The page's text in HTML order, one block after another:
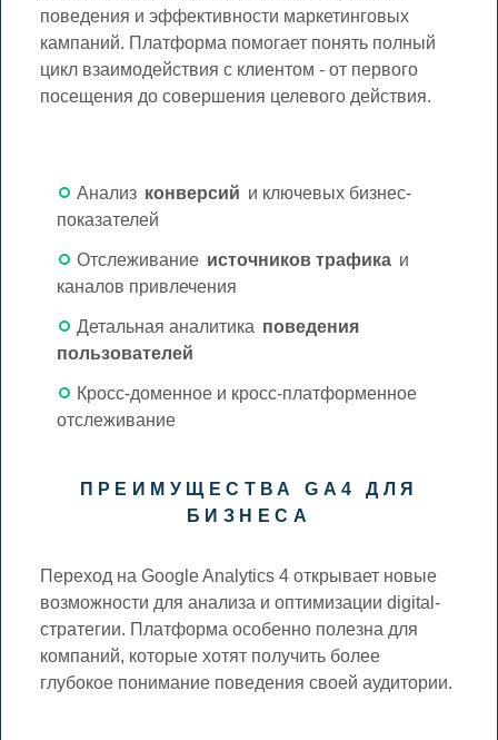
поведения и эффективности маркетинговых
кампаний. Платформа помогает понять полный
цикл взаимодействия с клиентом - от первого
посещения до совершения целевого действия.
Анализ конверсий и ключевых бизнес-
показателей
Отслеживание источников трафика и
каналов привлечения
Детальная аналитика поведения
пользователей
Кросс-доменное и кросс-платформенное
отслеживание
ПРЕИМУЩЕСТВА GA4 ДЛЯ
БИЗНЕСА
Переход на Google Analytics 4 открывает новые
возможности для анализа и оптимизации digital-
стратегии. Платформа особенно полезна для
компаний, которые хотят получить более
глубокое понимание поведения своей аудитории.